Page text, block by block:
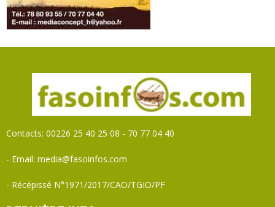
Contacts: 00226 25 40 25 08 - 70 77 04 40
- Email: media@fasoinfos.com
- Récépissé N°1971/2017/CAO/TGIO/PF